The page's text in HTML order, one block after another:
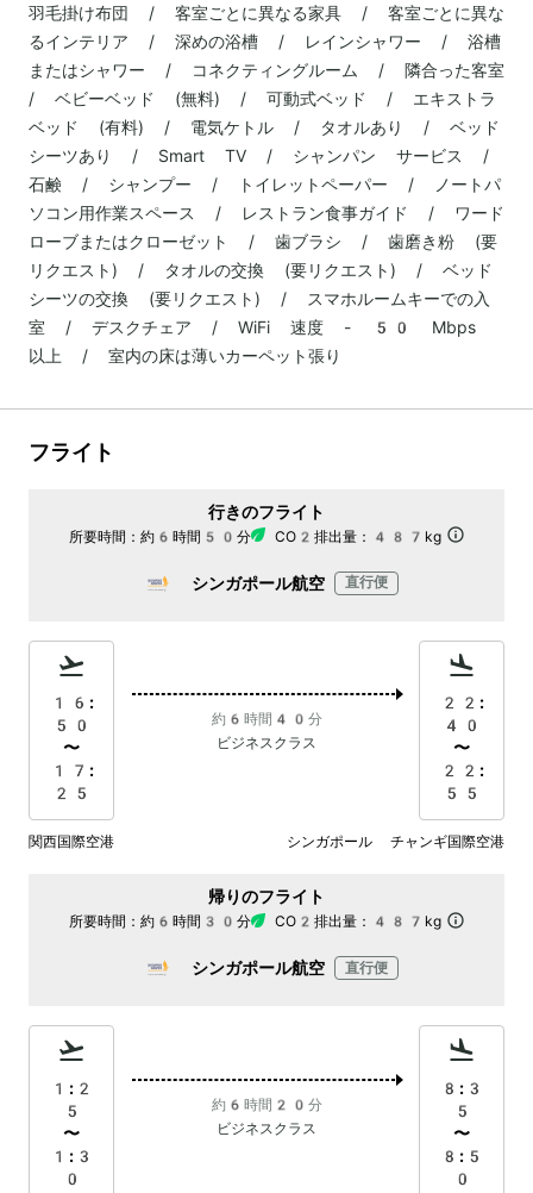
羽毛掛け布団 / 客室ごとに異なる家具 / 客室ごとに異な
るインテリア / 深めの浴槽 / レインシャワー / 浴槽
またはシャワー / コネクティングルーム / 隣合った客室
/ ベビーベッド (無料) / 可動式ベッド / エキストラ
ベッド (有料) / 電気ケトル / タオルあり / ベッド
シーツあり / Smart TV / シャンパン サービス /
石鹸 / シャンプー / トイレットペーパー / ノートパ
ソコン用作業スペース / レストラン食事ガイド / ワード
ローブまたはクローゼット / 歯ブラシ / 歯磨き粉 (要
リクエスト) / タオルの交換 (要リクエスト) / ベッド
シーツの交換 (要リクエスト) / スマホルームキーでの入
室 / デスクチェア / WiFi 速度 - 50 Mbps
以上 / 室内の床は薄いカーペット張り
フライト
行きのフライト
所要時間： 約6時間50分 CO2排出量： 487kg
シンガポール航空 直行便
16:
50
〜
17:
25
約6時間40分
ビジネスクラス
22:
40
〜
22:
55
関西国際空港 シンガポール チャンギ国際空港
帰りのフライト
所要時間： 約6時間30分 CO2排出量： 487kg
シンガポール航空 直行便
1:2
5
〜
1:3
0
約6時間20分
ビジネスクラス
8:3
5
〜
8:5
0